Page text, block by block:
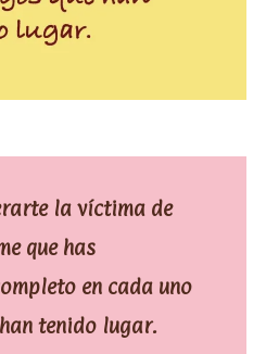
la víctima de
que has
en cada uno
tenido lugar.